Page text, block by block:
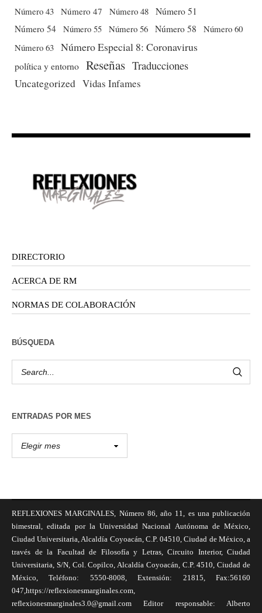
Número 43 Número 47 Número 48 Número 51
Número 54 Número 55 Número 56 Número 58
Número 60
Número 63 Número Especial 8: Coronavirus
política y entorno Reseñas Traducciones
Uncategorized Vidas Infames
DIRECTORIO
ACERCA DE RM
NORMAS DE COLABORACIÓN
BÚSQUEDA
ENTRADAS POR MES
REFLEXIONES MARGINALES, Número 86, año 11, es una publicación
bimestral, editada por la Universidad Nacional Autónoma de México,
Ciudad Universitaria, Alcaldía Coyoacán, C.P. 04510, Ciudad de México, a
través de la Facultad de Filosofía y Letras, Circuito Interior, Ciudad
Universitaria, S/N, Col. Copilco, Alcaldía Coyoacán, C.P. 4510, Ciudad de
México, Teléfono: 5550-8008, Extensión: 21815, Fax:56160
047,https://reflexionesmarginales.com,
reflexionesmarginales3.0@gmail.com Editor responsable: Alberto